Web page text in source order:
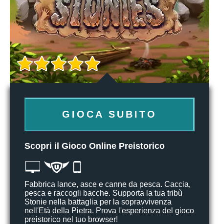
GIOCA SUBITO
Scopri il Gioco Online Preistorico
Fabbrica lance, asce e canne da pesca. Caccia,
pesca e raccogli bacche. Supporta la tua tribù
Stonie nella battaglia per la sopravvivenza
nell'Età della Pietra. Prova l'esperienza del gioco
preistorico nel tuo browser!